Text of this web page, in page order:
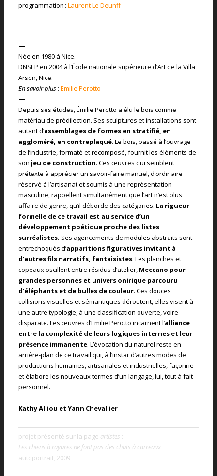
programmation : Laurent Le Deunff
—
Née en 1980 à Nice.
DNSEP en 2004 à l’École nationale supérieure d’Art de la Villa
Arson, Nice.
En savoir plus : Emilie Perotto
—
Depuis ses études, Émilie Perotto a élu le bois comme
matériau de prédilection. Ses sculptures et installations sont
autant d’assemblages de formes en stratifié, en
aggloméré, en contreplaqué. Le bois, passé à l’ouvrage
de l’industrie, formaté et recomposé, fournit les éléments de
son jeu de construction. Ces œuvres qui semblent
prétexte à apprécier un savoir-faire manuel, d’ordinaire
réservé à l’artisanat et soumis à une représentation
masculine, rappellent simultanément que l’art n’est plus
affaire de genre, qu’il déborde des catégories. La rigueur
formelle de ce travail est au service d’un
développement poétique proche des listes
surréalistes. Ses agencements de modules abstraits sont
entrechoqués d’apparitions figuratives invitant à
d’autres fils narratifs, fantaisistes. Les planches et
copeaux oscillent entre résidus d’atelier, Meccano pour
grandes personnes et univers onirique parcouru
d’éléphants et de bulles de couleur. Ces douces
collisions visuelles et sémantiques déroutent, elles visent à
une autre typologie, à une classification ouverte, voire
disparate. Les œuvres d’Emilie Perotto incarnent l’alliance
entre la complexité de leurs logiques internes et leur
présence immanente. L’évocation du naturel reste en
arrière-plan de ce travail qui, à l’instar d’autres modes de
productions humaines, artisanales et industrielles, façonne
et élabore les nouveaux termes d’un langage, lui, tout à fait
personnel.
—
Kathy Alliou et Yann Chevallier
projet présenté sur la page artistes :
Les chiens à rayures ne font pas des chats à carreaux
autoportrait, 2009